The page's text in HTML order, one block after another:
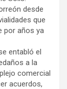
desde
que
por años ya
entabló el
a la
comercial
acuerdos,